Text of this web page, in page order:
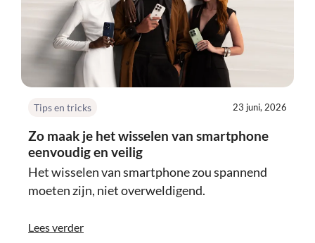
Tips en tricks 23 juni, 2026
Zo maak je het wisselen van smartphone
eenvoudig en veilig
Het wisselen van smartphone zou spannend
moeten zijn, niet overweldigend.
Lees verder